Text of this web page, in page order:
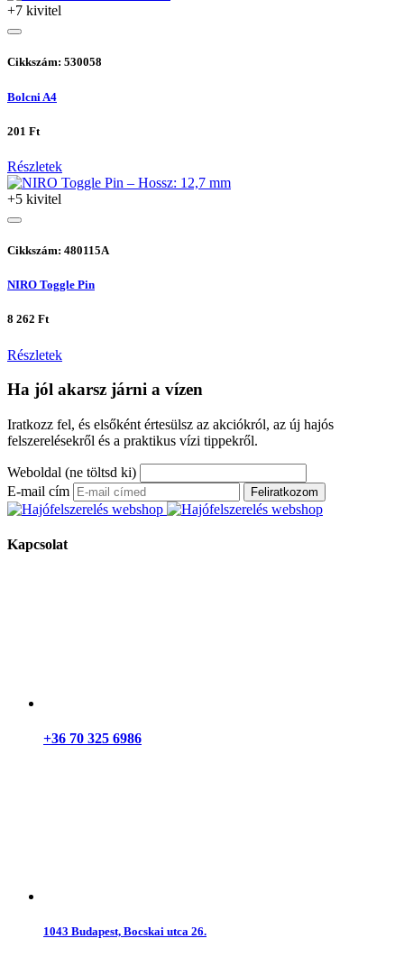
+7 kivitel
Cikkszám: 530058
Bolcni A4
201 Ft
Részletek
+5 kivitel
Cikkszám: 480115A
NIRO Toggle Pin
8 262 Ft
Részletek
Ha jól akarsz járni a vízen
Iratkozz fel, és elsőként értesülsz az akciókról, az új hajós
felszerelésekről és a praktikus vízi tippekről.
Weboldal (ne töltsd ki)
E-mail cím
Feliratkozom
Kapcsolat
+36 70 325 6986
1043 Budapest, Bocskai utca 26.